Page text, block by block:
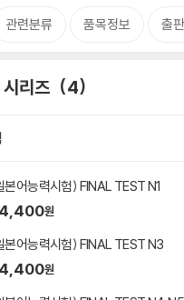
관련분류 품목정보 출
리즈 4
어능력시험) FINAL TEST N1
원
어능력시험) FINAL TEST N3
원